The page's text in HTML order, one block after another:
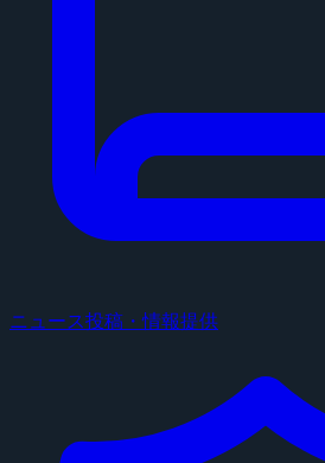
ニュース投稿・情報提供